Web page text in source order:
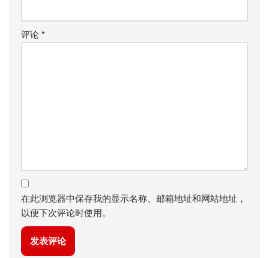
评论 *
在此浏览器中保存我的显示名称、邮箱地址和网站地址，
以便下次评论时使用。